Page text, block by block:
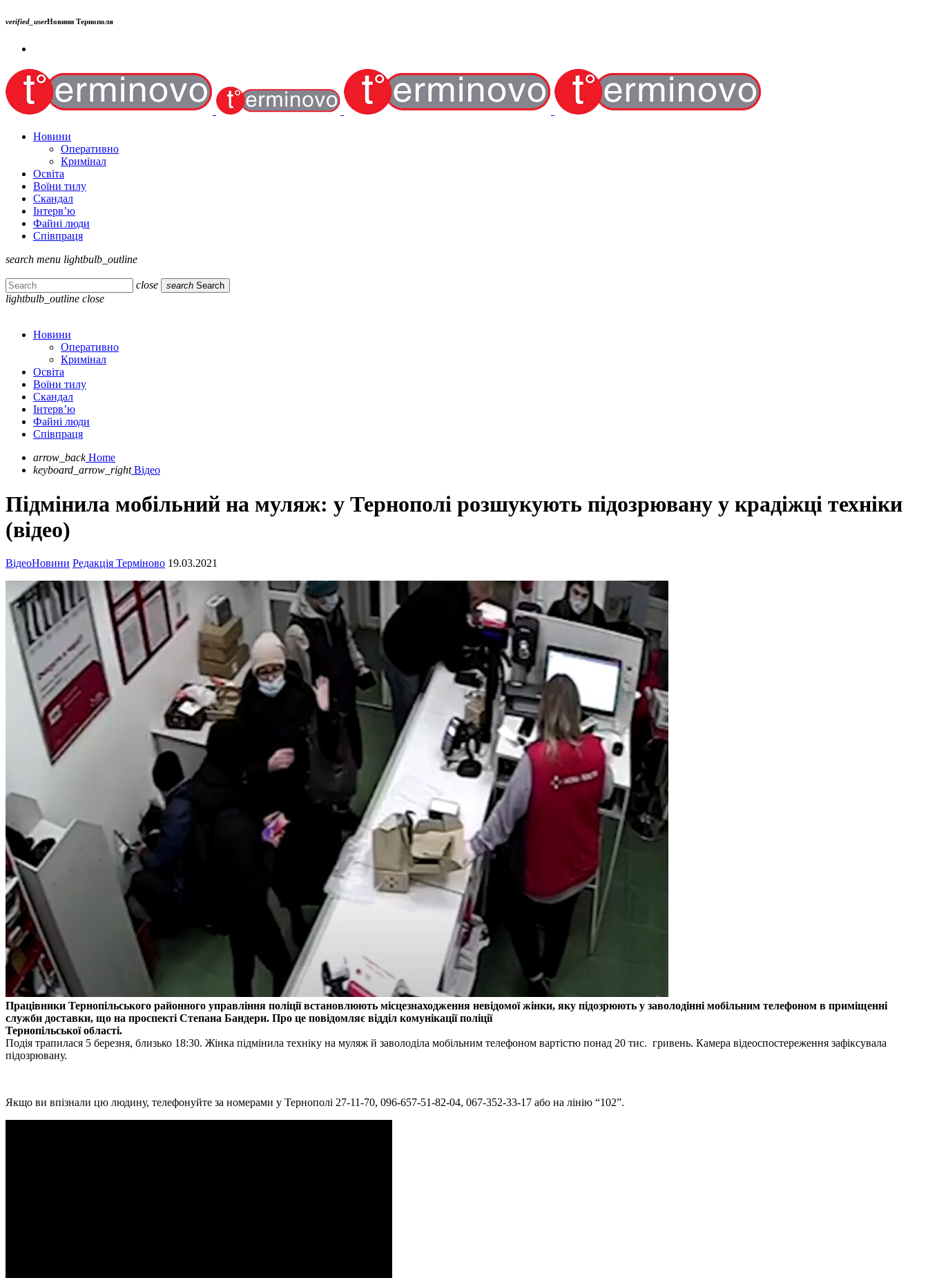
verified_userНовини Тернополя
Новини
Оперативно
Кримінал
Освіта
Воїни тилу
Скандал
Інтерв’ю
Файні люди
Співпраця
search menu lightbulb_outline
close search Search
lightbulb_outline close
Новини
Оперативно
Кримінал
Освіта
Воїни тилу
Скандал
Інтерв’ю
Файні люди
Співпраця
arrow_back Home
keyboard_arrow_right Відео
Підмінила мобільний на муляж: у Тернополі розшукують підозрювану у крадіжці техніки
(відео)
ВідеоНовини Редакція Терміново 19.03.2021
Працівники Тернопільського районного управління поліції встановлюють місцезнаходження невідомої жінки, яку підозрюють у заволодінні мобільним телефоном в приміщенні
служби доставки, що на проспекті Степана Бандери. Про це повідомляє відділ комунікації поліції
Тернопільської області.
Подія трапилася 5 березня, близько 18:30. Жінка підмінила техніку на муляж й заволоділа мобільним телефоном вартістю понад 20 тис. гривень. Камера відеоспостереження зафіксувала
підозрювану.
Якщо ви впізнали цю людину, телефонуйте за номерами у Тернополі 27-11-70, 096-657-51-82-04, 067-352-33-17 або на лінію “102”.